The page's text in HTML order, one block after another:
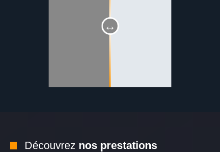
Découvrez nos prestations